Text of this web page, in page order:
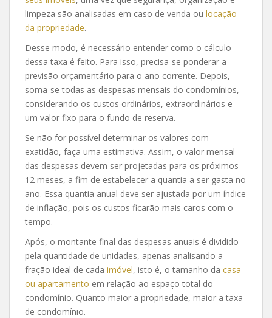
limpeza são analisadas em caso de venda ou locação
da propriedade.
Desse modo, é necessário entender como o cálculo
dessa taxa é feito. Para isso, precisa-se ponderar a
previsão orçamentário para o ano corrente. Depois,
soma-se todas as despesas mensais do condomínios,
considerando os custos ordinários, extraordinários e
um valor fixo para o fundo de reserva.
Se não for possível determinar os valores com
exatidão, faça uma estimativa. Assim, o valor mensal
das despesas devem ser projetadas para os próximos
12 meses, a fim de estabelecer a quantia a ser gasta no
ano. Essa quantia anual deve ser ajustada por um índice
de inflação, pois os custos ficarão mais caros com o
tempo.
Após, o montante final das despesas anuais é dividido
pela quantidade de unidades, apenas analisando a
fração ideal de cada imóvel, isto é, o tamanho da casa
ou apartamento em relação ao espaço total do
condomínio. Quanto maior a propriedade, maior a taxa
de condomínio.